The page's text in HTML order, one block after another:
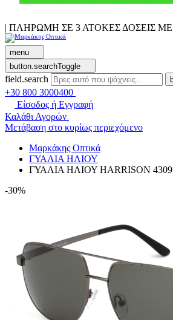
| ΠΛΗΡΩΜΗ ΣΕ 3 ΑΤΟΚΕΣ ΔΟΣΕΙΣ ΜΕ
menu
button.searchToggle
field.search
+30 800 3000400
Είσοδος ή Εγγραφή
Καλάθι Αγορών
Μετάβαση στο κυρίως περιεχόμενο
Μαρκάκης Οπτικά
ΓΥΑΛΙΑ ΗΛΙΟΥ
ΓΥΑΛΙΑ ΗΛΙΟΥ HARRISON 4309
-30%